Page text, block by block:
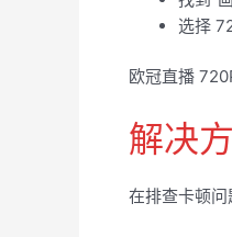
选择
欧冠直播
解决
在排查卡顿问